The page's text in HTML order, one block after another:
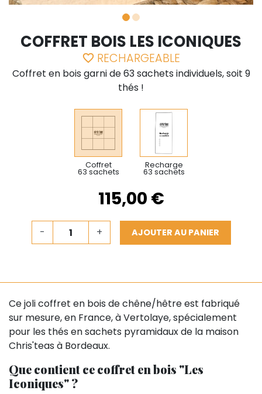
COFFRET BOIS LES ICONIQUES
favorite_border RECHARGEABLE
Coffret en bois garni de 63 sachets individuels, soit 9
thés !
Coffret
63 sachets
Recharge
63 sachets
115,00 €
- + AJOUTER AU PANIER
Ce joli coffret en bois de chêne/hêtre est fabriqué
sur mesure, en France, à Vertolaye, spécialement
pour les thés en sachets pyramidaux de la maison
Chris'teas à Bordeaux.
Que contient ce coffret en bois "Les
Iconiques" ?